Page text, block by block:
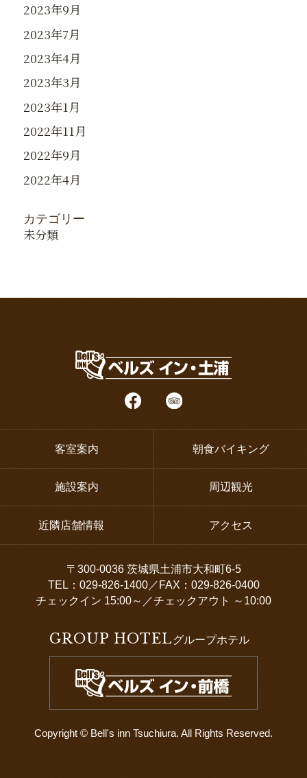
2023年9月
2023年7月
2023年4月
2023年3月
2023年1月
2022年11月
2022年9月
2022年4月
カテゴリー
未分類
客室案内 朝食バイキング
施設案内 周辺観光
近隣店舗情報 アクセス
〒300-0036 茨城県土浦市大和町6-5
TEL：029-826-1400／FAX：029-826-0400
チェックイン 15:00～／チェックアウト ～10:00
GROUP HOTELグループホテル
Copyright © Bell's inn Tsuchiura. All Rights Reserved.